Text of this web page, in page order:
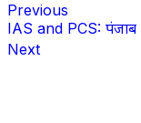
Previous
IAS and PCS: पंजाब
Next